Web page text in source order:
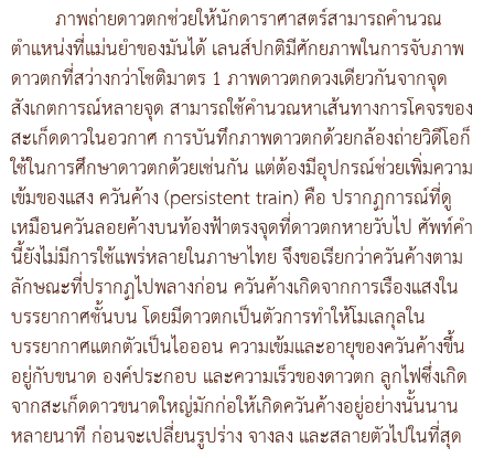
ภาพถ่ายดาวตกช่วยให้นักดาราศาสตร์สามารถคำนวณ
ตำแหน่งที่แม่นยำของมันได้ เลนส์ปกติมีศักยภาพในการจับภาพ
ดาวตกที่สว่างกว่าโชติมาตร 1 ภาพดาวตกดวงเดียวกันจากจุด
สังเกตการณ์หลายจุด สามารถใช้คำนวณหาเส้นทางการโคจรของ
สะเก็ดดาวในอวกาศ การบันทึกภาพดาวตกด้วยกล้องถ่ายวิดีโอก็
ใช้ในการศึกษาดาวตกด้วยเช่นกัน แต่ต้องมีอุปกรณ์ช่วยเพิ่มความ
เข้มของแสง ควันค้าง (persistent train) คือ ปรากฏการณ์ที่ดู
เหมือนควันลอยค้างบนท้องฟ้าตรงจุดที่ดาวตกหายวับไป ศัพท์คำ
นี้ยังไม่มีการใช้แพร่หลายในภาษาไทย จึงขอเรียกว่าควันค้างตาม
ลักษณะที่ปรากฏไปพลางก่อน ควันค้างเกิดจากการเรืองแสงใน
บรรยากาศชั้นบน โดยมีดาวตกเป็นตัวการทำให้โมเลกุลใน
บรรยากาศแตกตัวเป็นไอออน ความเข้มและอายุของควันค้างขึ้น
อยู่กับขนาด องค์ประกอบ และความเร็วของดาวตก ลูกไฟซึ่งเกิด
จากสะเก็ดดาวขนาดใหญ่มักก่อให้เกิดควันค้างอยู่อย่างนั้นนาน
หลายนาที ก่อนจะเปลี่ยนรูปร่าง จางลง และสลายตัวไปในที่สุด